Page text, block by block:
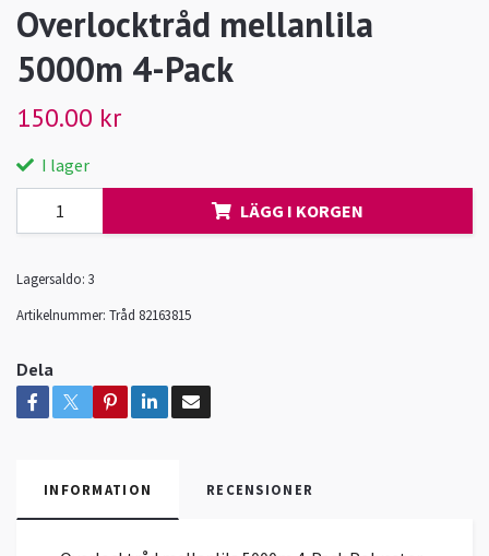
Overlocktråd mellanlila
5000m 4-Pack
150.00 kr
I lager
LÄGG I KORGEN
Lagersaldo: 3
Artikelnummer: Tråd 82163815
Dela
INFORMATION RECENSIONER